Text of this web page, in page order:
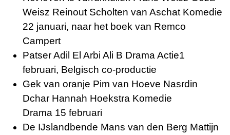
Weisz Reinout Scholten van Aschat Komedie
22 januari, naar het boek van Remco
Campert
Patser Adil El Arbi Ali B Drama Actie1
februari, Belgisch co-productie
Gek van oranje Pim van Hoeve Nasrdin
Dchar Hannah Hoekstra Komedie
Drama 15 februari
De IJslandbende Mans van den Berg Mattijn